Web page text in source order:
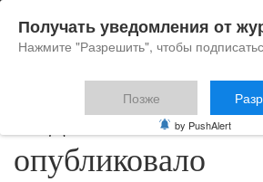
Издательство
опубликовало
Получать уведомления от
Нажмите "Разрешить", чтобы
Позже
by PushAlert